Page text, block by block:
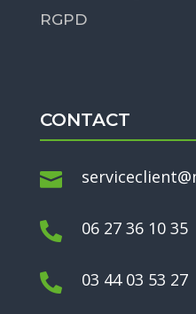
RGPD
CONTACT

 06 27 36 10 35
 03 44 03 53 27